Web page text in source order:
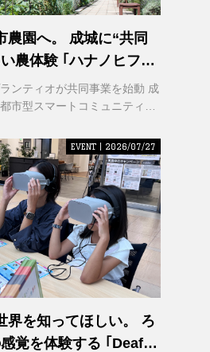
農園へ。 成城に“共同
農体験 ｢ハナノヒファ
ンティオが共同事業を始動 成
市型スマートコミュニティ農
EVENT | 2026/07/27
界を知ってほしい。 ろ
覚を体験する ｢Deaf